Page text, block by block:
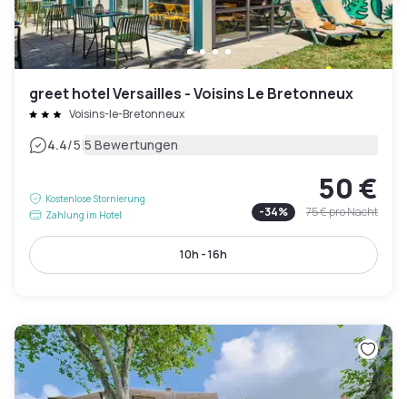
greet hotel Versailles - Voisins Le Bretonneux
Voisins-le-Bretonneux
4.4/5|5 Bewertungen
Kostenlose Stornierung
Zahlung im Hotel
50 €
-34% 75 €pro Nacht
10h - 16h